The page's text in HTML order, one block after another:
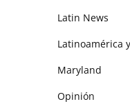
Latin News
Latinoamérica
Maryland
Opinión